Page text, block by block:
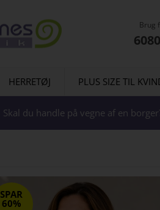
Brug
HERRETØJ PLUS SIZE TIL
Skal du handle på vegne af en
SPAR
60%